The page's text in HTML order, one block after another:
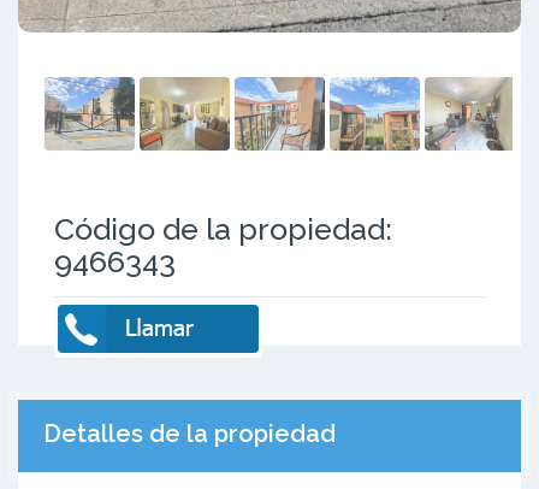
Código de la propiedad:
9466343
Detalles de la propiedad